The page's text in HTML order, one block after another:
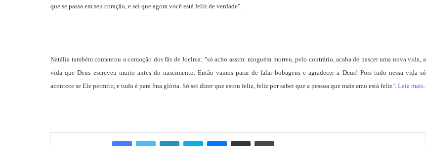
que se passa em seu coração, e sei que agora você está feliz de verdade".
Natália também comentou a comoção dos fãs de Joelma: "só acho assim: ninguém morreu, pelo contrário, acaba de nascer uma nova vida, a
vida que Deus escreveu muito antes do nascimento. Então vamos parar de falar bobagens e agradecer a Deus! Pois tudo nessa vida só
acontece se Ele permitir, e tudo é para Sua glória. Só sei dizer que estou feliz, feliz por saber que a pessoa que mais amo está feliz".Leia mais.
FacebookTwitter LinkedinSkype Messenger
Compartilhar via e-mail Imprimir